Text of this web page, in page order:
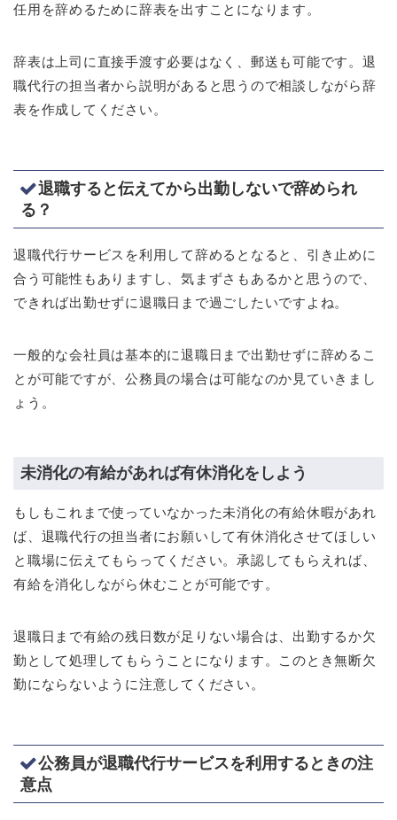
任用を辞めるために辞表を出すことになります。
辞表は上司に直接手渡す必要はなく、郵送も可能です。退
職代行の担当者から説明があると思うので相談しながら辞
表を作成してください。
退職すると伝えてから出勤しないで辞められ
る？
退職代行サービスを利用して辞めるとなると、引き止めに
合う可能性もありますし、気まずさもあるかと思うので、
できれば出勤せずに退職日まで過ごしたいですよね。
一般的な会社員は基本的に退職日まで出勤せずに辞めるこ
とが可能ですが、公務員の場合は可能なのか見ていきまし
ょう。
未消化の有給があれば有休消化をしよう
もしもこれまで使っていなかった未消化の有給休暇があれ
ば、退職代行の担当者にお願いして有休消化させてほしい
と職場に伝えてもらってください。承認してもらえれば、
有給を消化しながら休むことが可能です。
退職日まで有給の残日数が足りない場合は、出勤するか欠
勤として処理してもらうことになります。このとき無断欠
勤にならないように注意してください。
公務員が退職代行サービスを利用するときの注
意点